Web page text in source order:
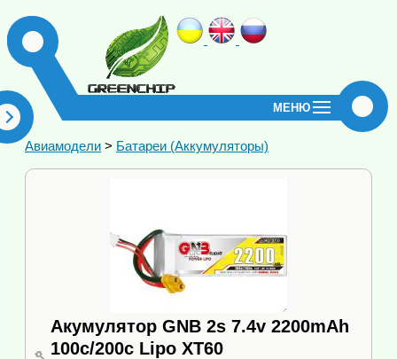
МЕНЮ
Авиамодели > Батареи (Аккумуляторы)
Акумулятор GNB 2s 7.4v 2200mAh
100c/200c Lipo XT60